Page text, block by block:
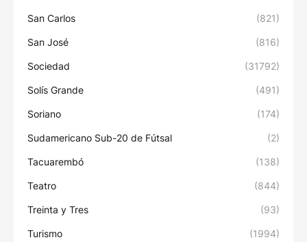
San Carlos (821)
San José (816)
Sociedad (31792)
Solís Grande (491)
Soriano (174)
Sudamericano Sub-20 de Fútsal (2)
Tacuarembó (138)
Teatro (844)
Treinta y Tres (93)
Turismo (1994)